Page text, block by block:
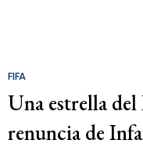
FIFA
Una estrella
renuncia de